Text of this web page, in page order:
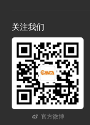
关注我们
官方微博